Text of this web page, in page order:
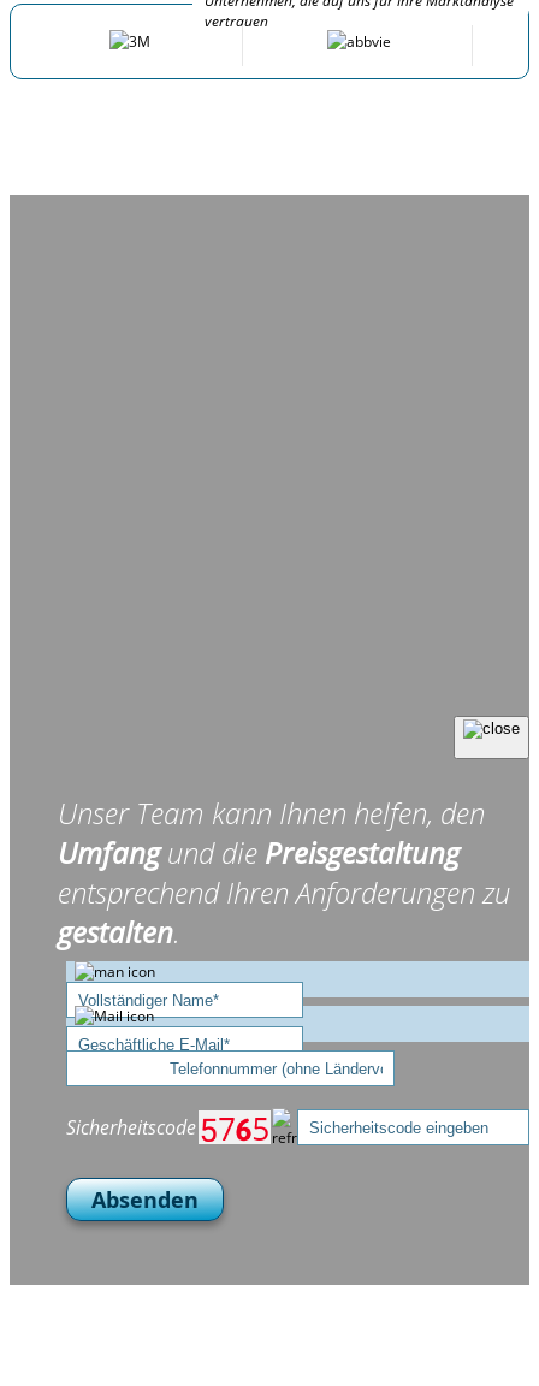
vertrauen
Unser Team kann Ihnen helfen, den
Umfangund die Preisgestaltung
entsprechend Ihren Anforderungen zu
gestalten.
Sicherheitscode
Absenden